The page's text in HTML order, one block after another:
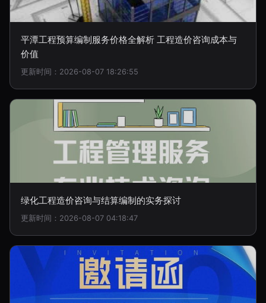
平潭工程预算编制服务价格全解析 工程造价咨询成本与
价值
更新时间：2026-08-07 18:26:55
绿化工程造价咨询与结算编制的实务探讨
更新时间：2026-08-07 04:18:47